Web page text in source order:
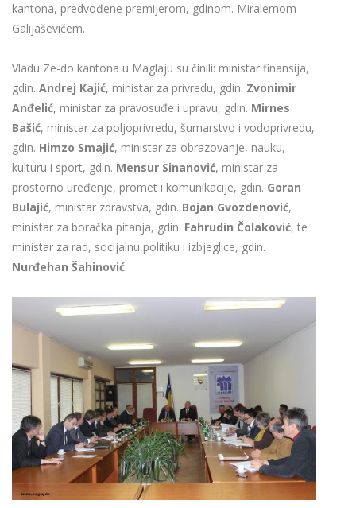
kantona, predvođene premijerom, gdinom. Miralemom
Galijaševićem.
Vladu Ze-do kantona u Maglaju su činili: ministar finansija,
gdin. Andrej Kajić, ministar za privredu, gdin. Zvonimir
Anđelić, ministar za pravosuđe i upravu, gdin. Mirnes
Bašić, ministar za poljoprivredu, šumarstvo i vodoprivredu,
gdin. Himzo Smajić, ministar za obrazovanje, nauku,
kulturu i sport, gdin. Mensur Sinanović, ministar za
prostorno uređenje, promet i komunikacije, gdin. Goran
Bulajić, ministar zdravstva, gdin. Bojan Gvozdenović,
ministar za boračka pitanja, gdin. Fahrudin Čolaković, te
ministar za rad, socijalnu politiku i izbjeglice, gdin.
Nurđehan Šahinović.